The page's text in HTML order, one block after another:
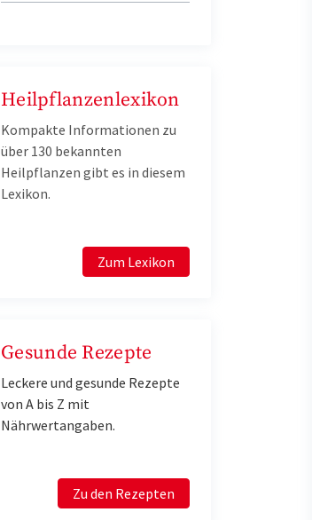
Heilpflanzenlexikon
Kompakte Informationen zu
über 130 bekannten
Heilpflanzen gibt es in diesem
Lexikon.
Zum Lexikon
Gesunde Rezepte
Leckere und gesunde Rezepte
von A bis Z mit
Nährwertangaben.
Zu den Rezepten